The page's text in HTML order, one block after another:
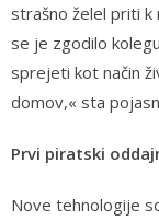
strašno želel priti k
se je zgodilo
sprejeti kot način
domov,« sta
Prvi piratski
Nove tehnologije